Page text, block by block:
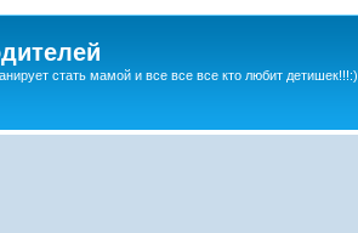
стать мамой и все все все кто любит детишек!!!:)